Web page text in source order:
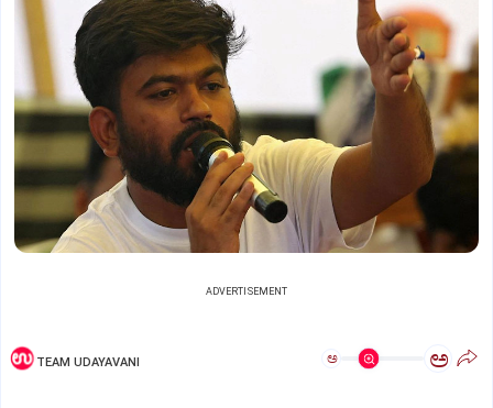
ADVERTISEMENT
TEAM UDAYAVANI ಅ ಅ